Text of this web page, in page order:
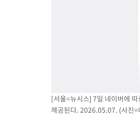
강릉에 시간당 81.4㎜ 물폭탄…도로
백운산서 80년근 천종산삼 9뿌리 발
선재도서 해루질 나섰다 실종 60대, 닷
남자 농구, 나고야 아시안게임서 '홈
극한폭염 한풀 꺾이지만…'낮 최고
[속보]'압수수색·성접대 논란' 축
[서울=뉴시스] 7일 네이버에
제공된다. 2026.05.07. (사진=